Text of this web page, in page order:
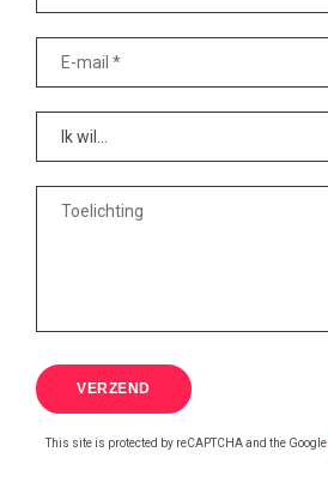
This site is protected by reCAPTCHA and the Google